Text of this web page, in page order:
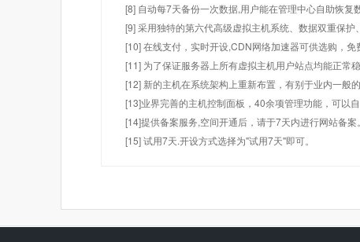
[8] 自动每7天备份一次数据,用户能在管理中心自助恢复
[9] 采用独特的第六代高级虚拟主机系统、数据双重保
[10] 在线支付，实时开设,CDN网络加速器可供选购，
[11] 为了保证服务器上所有虚拟主机用户站点均能正常
[12] 新的主机在系统架构上重新布置，有别于业内一般
[13]业界完善的主机控制面板，40余项管理功能，可以自
[14]提供备案服务,空间开通后，请于7天内进行网站备案。
[15] 试用7天.开设方式选择为"试用7天"即可。